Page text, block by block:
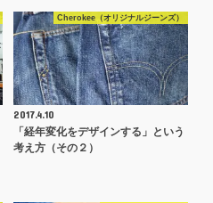
Cherokee（オリジナルジーンズ）
2017.4.10
「経年変化をデザインする」という
考え方（その２）